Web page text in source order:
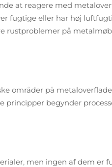
at reagere med
fugtige eller har høj
rustproblemer på
områder på
principper begynder
men ingen af dem er